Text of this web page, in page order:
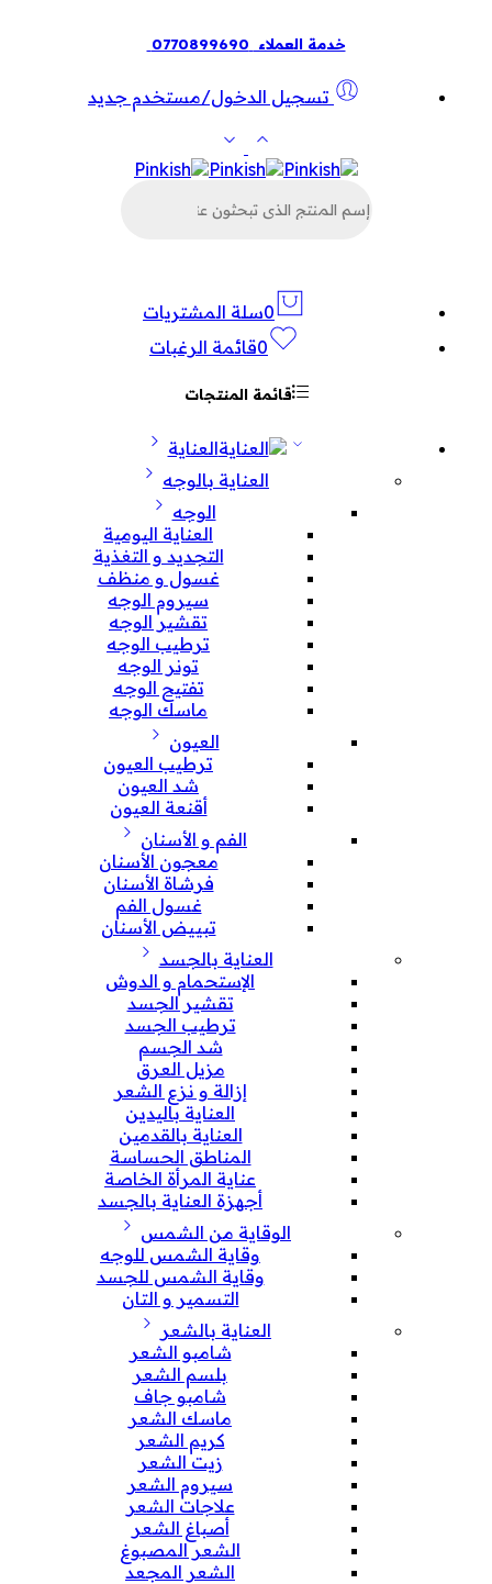
خدمة العملاء 0770899690
تسجيل الدخول/مستخدم جديد
عن
0سلة المشتريات
0قائمة الرغبات
قائمة المنتجات
العناية
العناية بالوجه
الوجه
العناية اليومية
التجديد و التغذية
غسول و منظف
سيروم الوجه
تقشير الوجه
ترطيب الوجه
تونر الوجه
تفتيح الوجه
ماسك الوجه
العيون
ترطيب العيون
شد العيون
أقنعة العيون
الفم و الأسنان
معجون الأسنان
فرشاة الأسنان
غسول الفم
تبييض الأسنان
العناية بالجسد
الإستحمام و الدوش
تقشير الجسد
ترطيب الجسد
شد الجسم
مزيل العرق
إزالة و نزع الشعر
العناية باليدين
العناية بالقدمين
المناطق الحساسة
عناية المرأة الخاصة
أجهزة العناية بالجسد
الوقاية من الشمس
وقاية الشمس للوجه
وقاية الشمس للجسد
التسمير و التان
العناية بالشعر
شامبو الشعر
بلسم الشعر
شامبو جاف
ماسك الشعر
كريم الشعر
زيت الشعر
سيروم الشعر
علاجات الشعر
أصباغ الشعر
الشعر المصبوغ
الشعر المجعد